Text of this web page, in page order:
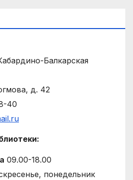
Балкарская
д. 42
40
09.00-18.00
понедельник